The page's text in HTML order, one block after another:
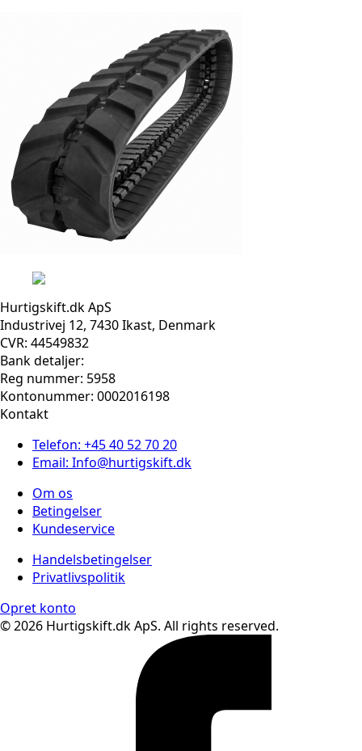
Hurtigskift.dk ApS
Industrivej 12, 7430 Ikast, Denmark
CVR: 44549832
Bank detaljer:
Reg nummer: 5958
Kontonummer: 0002016198
Kontakt
Telefon: +45 40 52 70 20
Email: Info@hurtigskift.dk
Om os
Betingelser
Kundeservice
Handelsbetingelser
Privatlivspolitik
Opret konto
© 2026 Hurtigskift.dk ApS. All rights reserved.